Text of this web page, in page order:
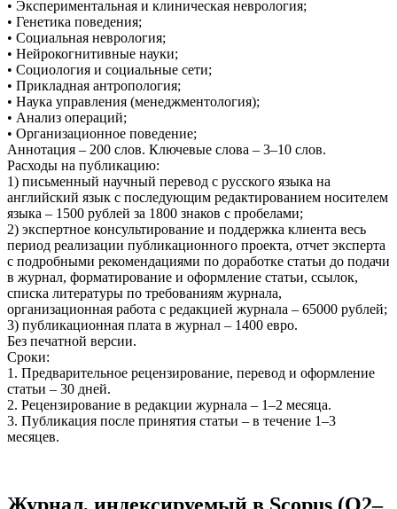
• Экспериментальная и клиническая неврология;
• Генетика поведения;
• Социальная неврология;
• Нейрокогнитивные науки;
• Социология и социальные сети;
• Прикладная антропология;
• Наука управления (менеджментология);
• Анализ операций;
• Организационное поведение;
Аннотация – 200 слов. Ключевые слова – 3–10 слов.
Расходы на публикацию:
1) письменный научный перевод с русского языка на
английский язык с последующим редактированием носителем
языка – 1500 рублей за 1800 знаков с пробелами;
2) экспертное консультирование и поддержка клиента весь
период реализации публикационного проекта, отчет эксперта
с подробными рекомендациями по доработке статьи до подачи
в журнал, форматирование и оформление статьи, ссылок,
списка литературы по требованиям журнала,
организационная работа с редакцией журнала – 65000 рублей;
3) публикационная плата в журнал – 1400 евро.
Без печатной версии.
Сроки:
1. Предварительное рецензирование, перевод и оформление
статьи – 30 дней.
2. Рецензирование в редакции журнала – 1–2 месяца.
3. Публикация после принятия статьи – в течение 1–3
месяцев.